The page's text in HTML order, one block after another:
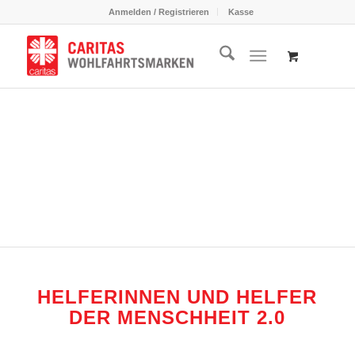
Anmelden / Registrieren Kasse
HELFERINNEN UND HELFER
DER MENSCHHEIT 2.0